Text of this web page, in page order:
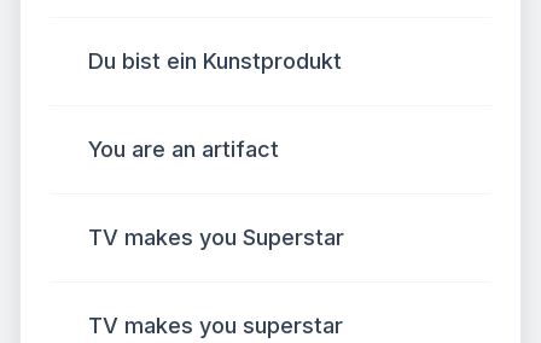
Du bist ein Kunstprodukt
You are an artifact
TV makes you Superstar
TV makes you superstar